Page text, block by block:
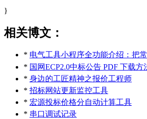
}
相关博文：
* 电气工具小程序全功能介绍：把
* 国网ECP2.0中标公告 PDF 下载方
* 身边的工匠精神之报价工程师
* 招标网站更新监控工具
* 宏源投标价格分自动计算工具
* 串口调试记录